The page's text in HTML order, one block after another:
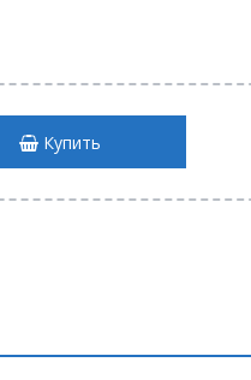
Купить